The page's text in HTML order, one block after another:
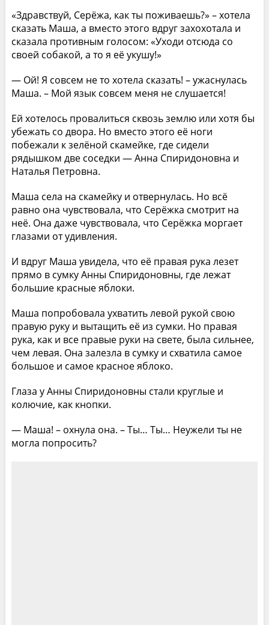
«Здравствуй, Серёжа, как ты поживаешь?» – хотела
сказать Маша, а вместо этого вдруг захохотала и
сказала противным голосом: «Уходи отсюда со
своей собакой, а то я её укушу!»
— Ой! Я совсем не то хотела сказать! – ужаснулась
Маша. – Мой язык совсем меня не слушается!
Ей хотелось провалиться сквозь землю или хотя бы
убежать со двора. Но вместо этого её ноги
побежали к зелёной скамейке, где сидели
рядышком две соседки — Анна Спиридоновна и
Наталья Петровна.
Маша села на скамейку и отвернулась. Но всё
равно она чувствовала, что Серёжка смотрит на
неё. Она даже чувствовала, что Серёжка моргает
глазами от удивления.
И вдруг Маша увидела, что её правая рука лезет
прямо в сумку Анны Спиридоновны, где лежат
большие красные яблоки.
Маша попробовала ухватить левой рукой свою
правую руку и вытащить её из сумки. Но правая
рука, как и все правые руки на свете, была сильнее,
чем левая. Она залезла в сумку и схватила самое
большое и самое красное яблоко.
Глаза у Анны Спиридоновны стали круглые и
колючие, как кнопки.
— Маша! – охнула она. – Ты… Ты… Неужели ты не
могла попросить?